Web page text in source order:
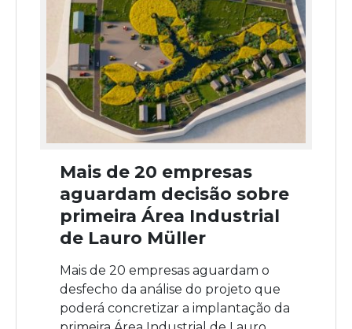
Mais de 20 empresas
aguardam decisão sobre
primeira Área Industrial
de Lauro Müller
Mais de 20 empresas aguardam o
desfecho da análise do projeto que
poderá concretizar a implantação da